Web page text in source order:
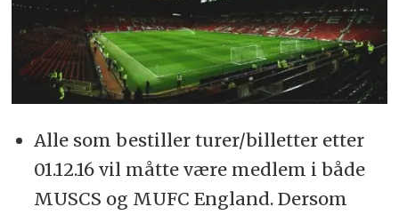
Alle som bestiller turer/billetter etter
01.12.16 vil måtte være medlem i både
MUSCS og MUFC England. Dersom